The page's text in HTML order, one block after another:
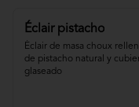
Éclair pistacho
Éclair de masa choux
de pistacho natural y
glaseado